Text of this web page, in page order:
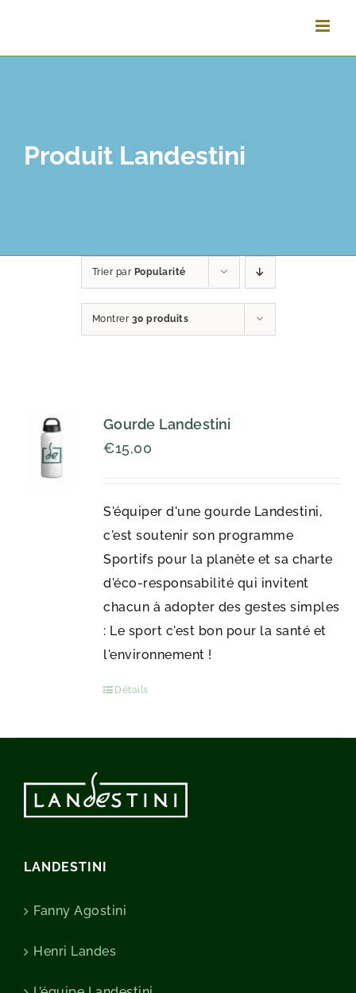
contenu
Produit Landestini
Trier par Popularité
Montrer 30 produits
Gourde Landestini
€15,00
S'équiper d'une gourde Landestini,
c'est soutenir son programme
Sportifs pour la planète et sa charte
d'éco-responsabilité qui invitent
chacun à adopter des gestes simples
: Le sport c'est bon pour la santé et
l'environnement !
Détails
LANDESTINI
Fanny Agostini
Henri Landes